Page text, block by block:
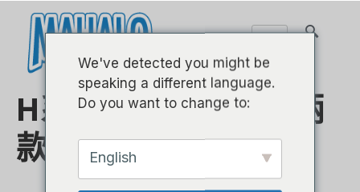
H系列 - 23英寸 - 宽柄
款
We've detected you might be
speaking a different language.
Do you want to change to:
English